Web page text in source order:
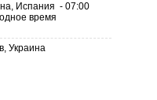
Испания - 07:00
время
Украина